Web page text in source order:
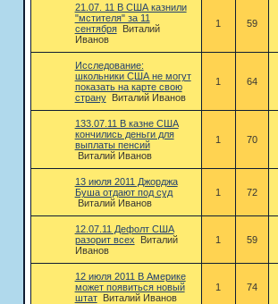
21.07. 11 В США казнили
"мстителя" за 11
сентября
Виталий
Иванов
1 59
Исследование:
школьники США не могут
показать на карте свою
страну
Виталий Иванов
1 64
133.07.11 В казне США
кончились деньги для
выплаты пенсий
Виталий Иванов
1 70
13 июля 2011 Джорджа
Буша отдают под суд
Виталий Иванов
1 72
12.07.11 Дефолт США
разорит всех
Виталий
Иванов
1 59
12 июля 2011 В Америке
может появиться новый
штат
Виталий Иванов
1 74